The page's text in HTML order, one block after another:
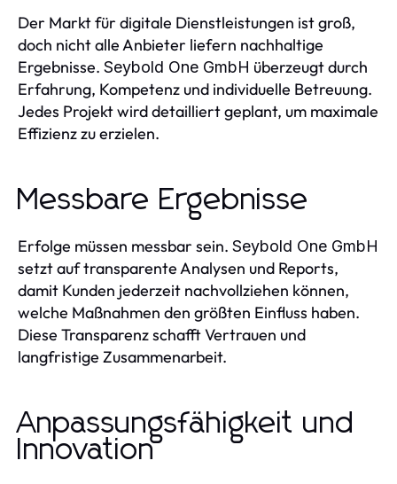
Der Markt für digitale Dienstleistungen ist groß,
doch nicht alle Anbieter liefern nachhaltige
Ergebnisse. Seybold One GmbH überzeugt durch
Erfahrung, Kompetenz und individuelle Betreuung.
Jedes Projekt wird detailliert geplant, um maximale
Effizienz zu erzielen.
Messbare Ergebnisse
Erfolge müssen messbar sein. Seybold One GmbH
setzt auf transparente Analysen und Reports,
damit Kunden jederzeit nachvollziehen können,
welche Maßnahmen den größten Einfluss haben.
Diese Transparenz schafft Vertrauen und
langfristige Zusammenarbeit.
Anpassungsfähigkeit und
Innovation